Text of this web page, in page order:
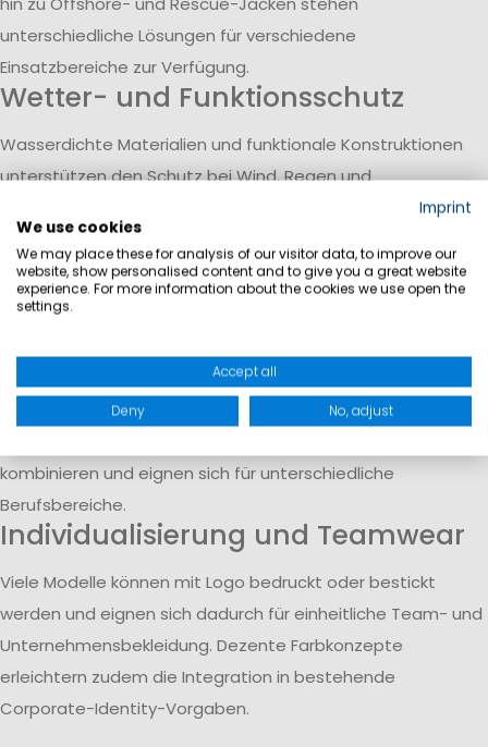
unterschiedliche Lösungen für verschiedene
Einsatzbereiche zur Verfügung.
Wetter- und Funktionsschutz
Wasserdichte Materialien und funktionale Konstruktionen
unterstützen den Schutz bei Wind, Regen und
anspruchsvollen Wetterbedingungen. Gleichzeitig sorgen
atmungsaktive Eigenschaften und leichte Materialien für
angenehmen Tragekomfort auch bei längeren Einsätzen.
Basics für den Arbeitsalltag
Sortiment auch schlichte Basics wie Hemden, Longsleeves,
Midlayer oder Softshelljacken für Damen und Herren. Die
kombinieren und eignen sich für unterschiedliche
Berufsbereiche.
Individualisierung und Teamwear
Viele Modelle können mit Logo bedruckt oder bestickt
werden und eignen sich dadurch für einheitliche Team- und
Unternehmensbekleidung. Dezente Farbkonzepte
erleichtern zudem die Integration in bestehende
Corporate-Identity-Vorgaben.
Imprint
We use cookies
We may place these for analysis of our visitor data, to improve our
website, show personalised content and to give you a great website
experience. For more information about the cookies we use open the
settings.
Accept all
Deny No, adjust